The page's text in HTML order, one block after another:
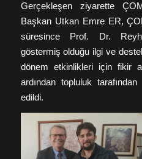
Gerçekleşen ziyarette
Başkan Utkan Emre ER,
süresince Prof. Dr.
göstermiş olduğu ilgi ve
dönem etkinlikleri için fikir
ardından topluluk
edildi.